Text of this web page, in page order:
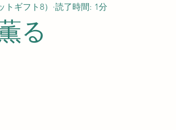
リットヒーリング）
る
ギフト8） 読了時間: 1分